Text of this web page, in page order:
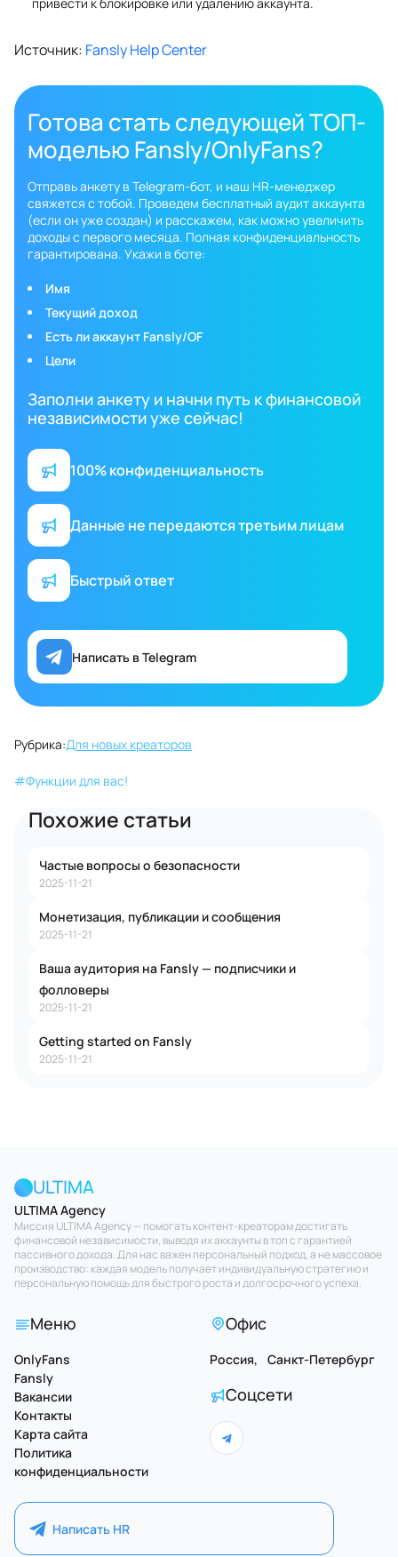
Источник: Fansly Help Center
Готова стать следующей ТОП-
моделью Fansly/OnlyFans?
Отправь анкету в Telegram-бот, и наш HR-менеджер
свяжется с тобой. Проведем бесплатный аудит аккаунта
(если он уже создан) и расскажем, как можно увеличить
доходы с первого месяца. Полная конфиденциальность
гарантирована. Укажи в боте:
Имя
Текущий доход
Есть ли аккаунт Fansly/OF
Цели
Заполни анкету и начни путь к финансовой
независимости уже сейчас!
100% конфиденциальность
Данные не передаются третьим лицам
Быстрый ответ
Написать в Telegram
Рубрика:Для новых креаторов
#Функции для вас!
Похожие статьи
Частые вопросы о безопасности
2025-11-21
Монетизация, публикации и сообщения
2025-11-21
Ваша аудитория на Fansly — подписчики и
фолловеры
2025-11-21
Getting started on Fansly
2025-11-21
ULTIMA
ULTIMA Agency
Миссия ULTIMA Agency — помогать контент-креаторам достигать
финансовой независимости, выводя их аккаунты в топ с гарантией
пассивного дохода. Для нас важен персональный подход, а не массовое
производство: каждая модель получает индивидуальную стратегию и
персональную помощь для быстрого роста и долгосрочного успеха.
Меню
OnlyFans
Fansly
Вакансии
Контакты
Карта сайта
Политика
конфиденциальности
Офис
Россия, Санкт-Петербург
Соцсети
Написать HR